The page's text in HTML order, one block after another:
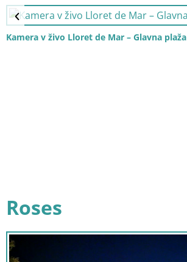
Kamera v živo Lloret de Mar – Glavna plaža
Roses